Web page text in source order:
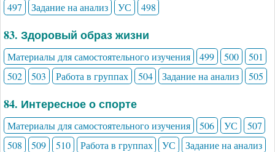
497
Задание на анализ УС 498
83. Здоровый образ жизни
Материалы для самостоятельного изучения 499 500
501
502
503 Работа в группах 504 Задание на анализ 505
84. Интересное о спорте
Материалы для самостоятельного изучения 506 УС
507
508
509 510 Работа в группах УС
Задание на анализ